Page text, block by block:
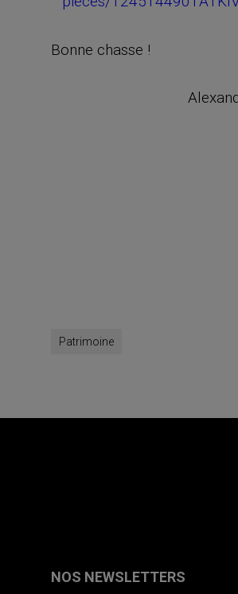
Bonne chasse !
Patrimoine
NOS NEWSLETTERS